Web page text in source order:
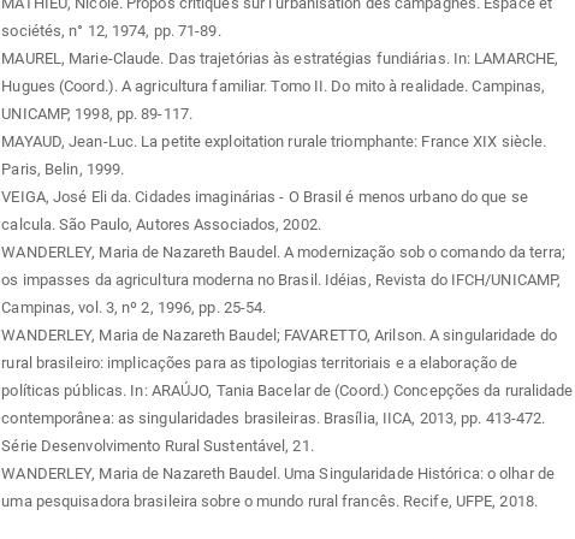
sociétés, n° 12, 1974, pp. 71-89.
MAUREL, Marie-Claude. Das trajetórias às estratégias fundiárias. In: LAMARCHE,
Hugues (Coord.). A agricultura familiar. Tomo II. Do mito à realidade. Campinas,
UNICAMP, 1998, pp. 89-117.
MAYAUD, Jean-Luc. La petite exploitation rurale triomphante: France XIX siècle.
Paris, Belin, 1999.
VEIGA, José Eli da. Cidades imaginárias - O Brasil é menos urbano do que se
calcula. São Paulo, Autores Associados, 2002.
WANDERLEY, Maria de Nazareth Baudel. A modernização sob o comando da terra;
os impasses da agricultura moderna no Brasil. Idéias, Revista do IFCH/UNICAMP,
Campinas, vol. 3, nº 2, 1996, pp. 25-54.
WANDERLEY, Maria de Nazareth Baudel; FAVARETTO, Arilson. A singularidade do
rural brasileiro: implicações para as tipologias territoriais e a elaboração de
políticas públicas. In: ARAÚJO, Tania Bacelar de (Coord.) Concepções da ruralidade
contemporânea: as singularidades brasileiras. Brasília, IICA, 2013, pp. 413-472.
Série Desenvolvimento Rural Sustentável, 21.
WANDERLEY, Maria de Nazareth Baudel. Uma Singularidade Histórica: o olhar de
uma pesquisadora brasileira sobre o mundo rural francês. Recife, UFPE, 2018.